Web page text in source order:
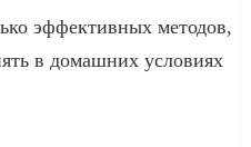
эффективных методов,
в домашних условиях